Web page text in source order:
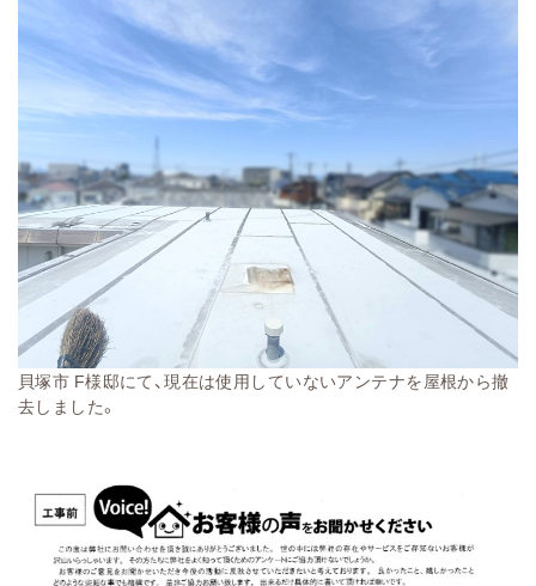
貝塚市 F様邸にて、現在は使用していないアンテナを屋根から撤
去しました。